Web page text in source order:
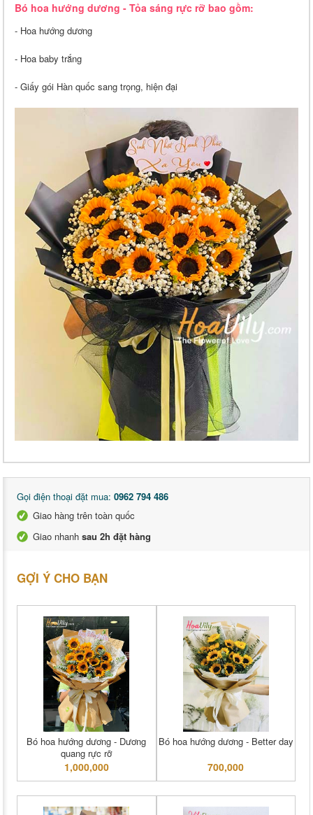
Bó hoa hướng dương - Tỏa sáng rực rỡ bao gồm:
- Hoa hướng dương
- Hoa baby trắng
- Giấy gói Hàn quốc sang trọng, hiện đại
Gọi điện thoại đặt mua: 0962 794 486
Giao hàng trên toàn quốc
Giao nhanh sau 2h đặt hàng
GỢI Ý CHO BẠN
Bó hoa hướng dương - Dương
quang rực rỡ
1,000,000
Bó hoa hướng dương - Better day
700,000